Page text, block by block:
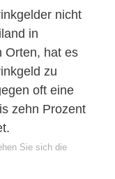
nicht
in
Orten, hat es
zu
oft eine
zehn Prozent
Sie sich die